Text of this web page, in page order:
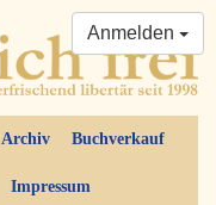
Archiv Buchverkauf
Impressum
Anmelden